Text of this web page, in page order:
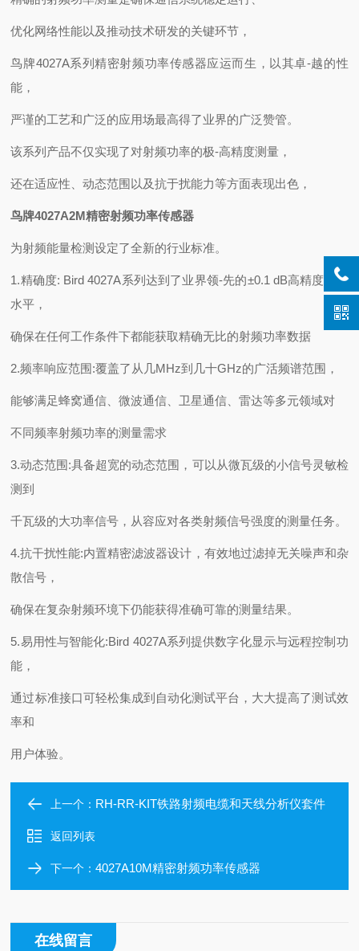
优化网络性能以及推动技术研发的关键环节，
鸟牌4027A系列精密射频功率传感器应运而生，以其卓-越的性
能，
严谨的工艺和广泛的应用场最高得了业界的广泛赞管。
该系列产品不仅实现了对射频功率的极-高精度测量，
还在适应性、动态范围以及抗于扰能力等方面表现出色，
鸟牌4027A2M精密射频功率传感器
为射频能量检测设定了全新的行业标准。
1.精确度: Bird 4027A系列达到了业界领-先的±0.1 dB高精度测量
水平，
确保在任何工作条件下都能获取精确无比的射频功率数据
2.频率响应范围:覆盖了从几MHz到几十GHz的广活频谱范围，
能够满足蜂窝通信、微波通信、卫星通信、雷达等多元领域对
不同频率射频功率的测量需求
3.动态范围:具备超宽的动态范围，可以从微瓦级的小信号灵敏检
测到
千瓦级的大功率信号，从容应对各类射频信号强度的测量任务。
4.抗干扰性能:内置精密滤波器设计，有效地过滤掉无关噪声和杂
散信号，
确保在复杂射频环境下仍能获得准确可靠的测量结果。
5.易用性与智能化:Bird 4027A系列提供数字化显示与远程控制功
能，
通过标准接口可轻松集成到自动化测试平台，大大提高了测试效
率和
用户体验。
上一个： RH-RR-KIT铁路射频电缆和天线分析仪套件
返回列表
下一个：4027A10M精密射频功率传感器
在线留言